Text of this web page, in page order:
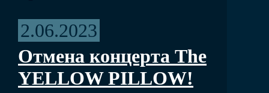
2.06.2023
Отмена концерта The
YELLOW PILLOW!